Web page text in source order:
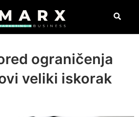
ograničenja
veliki iskorak